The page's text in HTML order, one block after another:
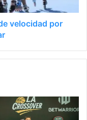
velocidad por